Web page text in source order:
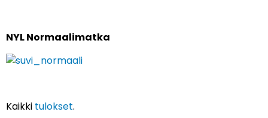
NYL Normaalimatka
Kaikki tulokset.